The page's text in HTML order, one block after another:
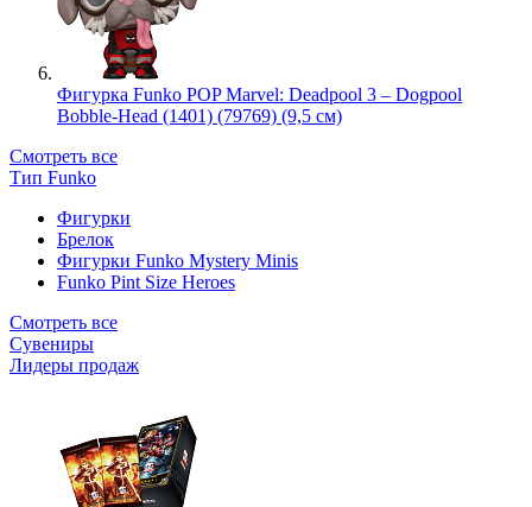
Фигурка Funko POP Marvel: Deadpool 3 – Dogpool
Bobble-Head (1401) (79769) (9,5 см)
Смотреть все
Тип Funko
Фигурки
Брелок
Фигурки Funko Mystery Minis
Funko Pint Size Heroes
Смотреть все
Сувениры
Лидеры продаж